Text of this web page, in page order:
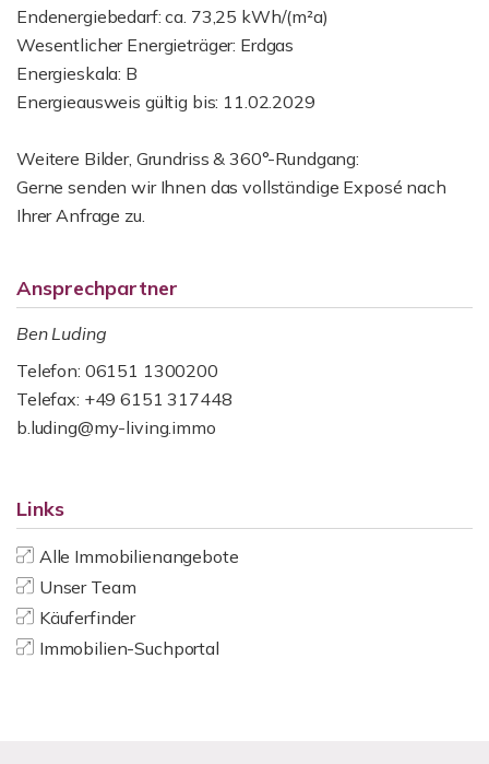
Endenergiebedarf: ca. 73,25 kWh/(m²a)
Wesentlicher Energieträger: Erdgas
Energieskala: B
Energieausweis gültig bis: 11.02.2029
Weitere Bilder, Grundriss & 360°-Rundgang:
Gerne senden wir Ihnen das vollständige Exposé nach
Ihrer Anfrage zu.
Ansprechpartner
Ben Luding
Telefon: 06151 1300200
Telefax: +49 6151 317448
b.luding@my-living.immo
Links
Alle Immobilienangebote
Unser Team
Käuferfinder
Immobilien-Suchportal